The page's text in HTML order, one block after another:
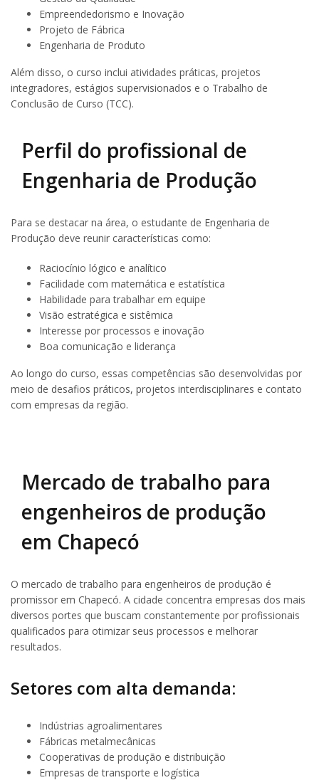
Empreendedorismo e Inovação
Projeto de Fábrica
Engenharia de Produto
Além disso, o curso inclui atividades práticas, projetos
integradores, estágios supervisionados e o Trabalho de
Conclusão de Curso (TCC).
Perfil do profissional de
Engenharia de Produção
Para se destacar na área, o estudante de Engenharia de
Produção deve reunir características como:
Raciocínio lógico e analítico
Facilidade com matemática e estatística
Habilidade para trabalhar em equipe
Visão estratégica e sistêmica
Interesse por processos e inovação
Boa comunicação e liderança
Ao longo do curso, essas competências são desenvolvidas por
meio de desafios práticos, projetos interdisciplinares e contato
com empresas da região.
Mercado de trabalho para
engenheiros de produção
em Chapecó
O mercado de trabalho para engenheiros de produção é
promissor em Chapecó. A cidade concentra empresas dos mais
diversos portes que buscam constantemente por profissionais
qualificados para otimizar seus processos e melhorar
resultados.
Setores com alta demanda:
Indústrias agroalimentares
Fábricas metalmecânicas
Cooperativas de produção e distribuição
Empresas de transporte e logística